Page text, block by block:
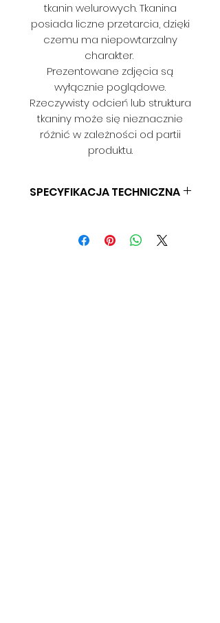
tkanin welurowych. Tkanina
posiada liczne przetarcia, dzięki
czemu ma niepowtarzalny
charakter.
Prezentowane zdjęcia są
wyłącznie poglądowe.
Rzeczywisty odcień lub struktura
tkaniny może się nieznacznie
różnić w zależności od partii
produktu.
SPECYFIKACJA TECHNICZNA
GRAMATURA: BD
SZEROKOŚĆ: 140 CM